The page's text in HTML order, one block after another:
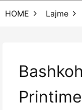
HOME Lajme